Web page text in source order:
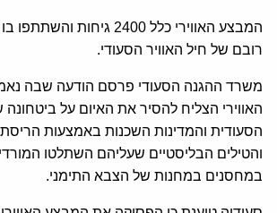
רובם של חיל האוויר הסעודי.
משרד ההגנה הסעודי פרסם הודעה שבה
האווירי הצליח להסיר את האיום על
הסעודית והמדינות השכנות באמצעות
והטילים הבליסטיים שעליהם השתלטו
במחסנים במחנות של הצבא התימני.